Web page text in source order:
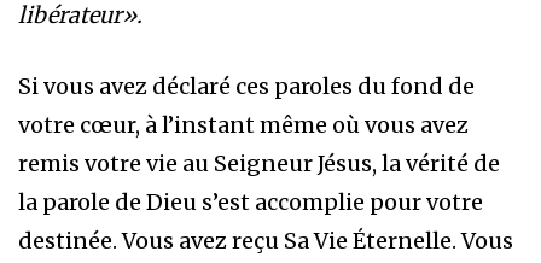
libérateur».
Si vous avez déclaré ces paroles du fond de
votre cœur, à l’instant même où vous avez
remis votre vie au Seigneur Jésus, la vérité de
la parole de Dieu s’est accomplie pour votre
destinée. Vous avez reçu Sa Vie Éternelle. Vous